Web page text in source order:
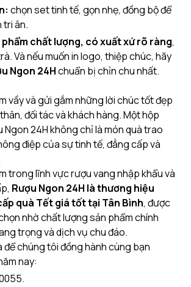
chọn set tinh tế, gọn nhẹ, đồng bộ để
tri ân.
phẩm chất lượng, có xuất xứ rõ ràng,
Và nếu muốn in logo, thiệp chúc, hãy
Ngon 24Hchuẩn bị chỉn chu nhất.
vầy và gửi gắm những lời chúc tốt đẹp
đối tác và khách hàng. Một hộp
Ngon 24H không chỉ là món quà trao
điệp của sự tinh tế, đẳng cấp và
trong lĩnh vực rượu vang nhập khẩu và
Rượu Ngon 24H là thương hiệu
quà Tết giá tốt tại Tân Bình, được
nhờ chất lượng sản phẩm chính
trọng và dịch vụ chu đáo.
để chúng tôi đồng hành cùng bạn
nay: